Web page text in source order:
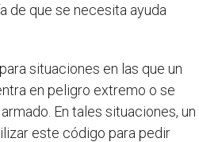
de que se necesita ayuda
situaciones en las que un
en peligro extremo o se
En tales situaciones, un
este código para pedir